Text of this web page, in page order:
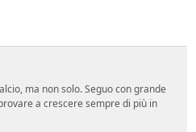
ma non solo. Seguo con grande
a crescere sempre di più in